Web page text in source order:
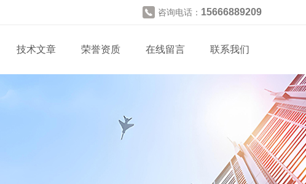
咨询电话： 15666889209
技术文章 荣誉资质 在线留言 联系我们